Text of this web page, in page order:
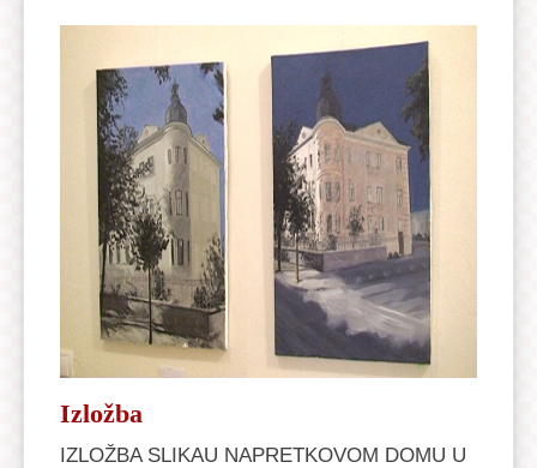
Izložba
IZLOŽBA SLIKAU NAPRETKOVOM DOMU U